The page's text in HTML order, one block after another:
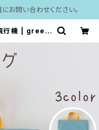
お問い合わせください。
行機 | green